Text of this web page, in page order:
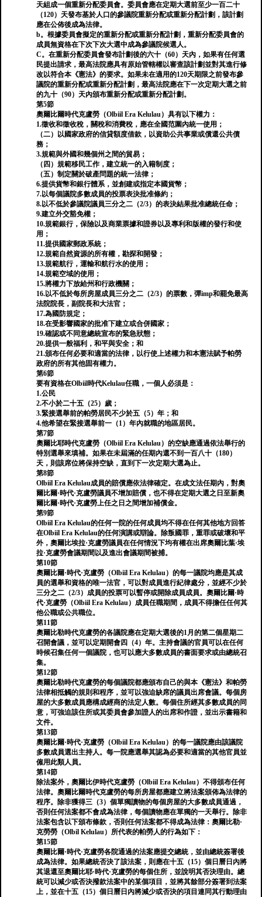
天組成一個重新分配委員會。委員會應在定期大選前至少一百二十
（120）天發布基於人口的參議院重新分配或重新分配計劃，該計劃
應在公佈後成為法律。
b。根據委員會擬定的重新分配或重新分配計劃，重新分配委員會的
成員無資格在下次下次大選中成為參議院候選人。
C。在重新分配委員會發布計劃後的六十（60）天內，如果有任何選
民提出請求，最高法院應具有原始管轄權以審查該計劃並對其進行修
改以符合本《憲法》的要求。如果未在適用的120天期限之前發布參
議院的重新分配或重新分配計劃，最高法院應在下一次定期大選之前
的九十（90）天內頒布重新分配或重新分配計劃。
第5節
奧爾比爾時代克盧勞（Olbiil Era Kelulau）具有以下權力：
1.徵收和徵收稅，關稅和消費稅，應在全國范圍內統一使用；
（二）以國家政府的信貸額度借款，以資助公共事業或償還公共債
務；
3.規範與外國和幾個州之間的貿易；
（四）規範移民工作，建立統一的入籍制度；
（五）制定關於破產問題的統一法律；
6.提供貨幣和銀行體系，並創建或指定本國貨幣；
7.以每個議院多數成員的投票表決批准條約；
8.以不低於參議院議員三分之二（2/3）的表決結果批准總統任命；
9.建立外交豁免權；
10.規範銀行，保險以及商業票據和證券以及專利和版權的發行和使
用；
11.提供國家郵政系統；
12.規範自然資源的所有權，勘探和開發；
13.規範航行，運輸和航行水的使用；
14.規範空域的使用；
15.將權力下放給州和行政機關；
16.以不低於每所房屋成員三分之二（2/3）的票數，彈imp和罷免最高
法院院長，副院長和大法官；
17.為國防規定；
18.在受影響國家的批准下建立或合併國家；
19.確認或不同意總統宣布的緊急狀態；
20.提供一般福利，和平與安全；和
21.頒布任何必要和適當的法律，以行使上述權力和本憲法賦予帕勞
政府的所有其他固有權力。
第6節
要有資格在Olbiil時代Kelulau任職，一個人必須是：
1.公民
2.不小於二十五（25）歲；
3.緊接選舉前的帕勞居民不少於五（5）年；和
4.他希望在緊接選舉前一（1）年內就職的地區居民。
第7節
奧爾比耶時代克盧勞（Olbiil Era Kelulau）的空缺應通過依法舉行的
特別選舉來填補。如果在未屆滿的任期內還不到一百八十（180）
天，則該席位將保持空缺，直到下一次定期大選為止。
第8節
Olbiil Era Kelulau成員的賠償應依法律確定。在成文法任期內，對奧
爾比爾·時代·克盧勞議員不增加賠償，也不得在定期大選之日至新奧
爾比爾·時代·克盧勞上任之日之間增加補償金。
第9節
Olbiil Era Kelulau的任何一院的任何成員均不得在任何其他地方回答
在Olbiil Era Kelulau的任何演講或辯論。除叛國罪，重罪或破壞和平
外，奧爾比埃拉·克盧勞議員在任何情況下均有權在出席奧爾比葉·埃
拉·克盧勞會議期間以及進出會議期間被捕。
第10節
奧爾比爾·時代·克盧勞（Olbiil Era Kelulau）的每一議院均應是其成
員的選舉和資格的唯一法官，可以對成員進行紀律處分，並經不少於
三分之二（2/3）成員的投票可以暫停或開除成員成員。奧爾比爾·時
代·克盧勞（Olbiil Era Kelulau）成員任職期間，成員不得擔任任何其
他公職或公共職位。
第11節
奧爾比勒時代克盧勞的各議院應在定期大選後的1月的第二個星期二
召開會議，並可以定期開會四（4）年。主持會議的官員可以在任何
時候召集任何一個議院，也可以應大多數成員的書面要求或由總統召
集。
第12節
奧爾比勒時代克盧勞的每個議院都應頒布自己的與本《憲法》和帕勞
法律相抵觸的規則和程序，並可以強迫缺席的議員出席會議。每個房
屋的大多數成員應構成經商的法定人數。每個住所經其多數成員的同
意，可強迫該住所或其委員會參加證人的出席和作證，並出示書籍和
文件。
第13節
奧爾比爾·時代·克盧勞（Olbiil Era Kelulau）的每一議院應由該議院
多數成員選出主持人。每一院應選舉其認為必要和適當的其他官員並
僱用此類人員。
第14節
除法案外，奧爾比伊時代克盧勞（Olbiil Era Kelulau）不得頒布任何
法律。奧爾比爾時代克盧勞的每所房屋都應建立將法案頒佈為法律的
程序。除非獲得三（3）個單獨讀物的每個房屋的大多數成員通過，
否則任何法案都不會成為法律，每個讀物應在單獨的一天舉行。除非
法案包含以下頒布條款，否則任何法案都不得成為法律：奧爾比勒·
克勞勞（Olbil Kelulau）所代表的帕勞人的行為如下：
第15節
奧爾比爾·時代·克盧勞各院通過的法案應提交總統，並由總統簽署後
成為法律。如果總統否決了該法案，則應在十五（15）個日曆日內將
其退還至奧爾比耶·時代·克盧勞的每個住所，並說明其否決理由。總
統可以減少或否決撥款法案中的某個項目，並將其餘部分簽署到法案
上，並在十五（15）個日曆日內將減少或否決的項目連同其行動理由